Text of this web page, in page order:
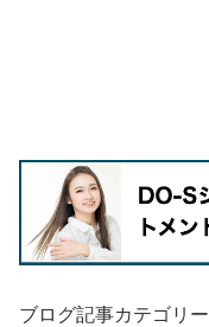
ブログ記事カテゴリー